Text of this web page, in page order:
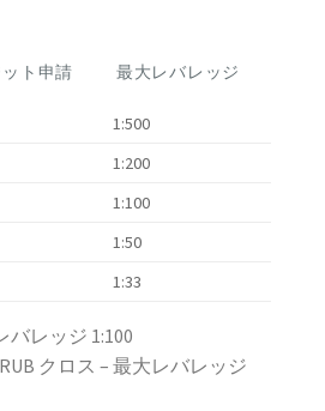
ト申請 最大レバレッジ
1:500
1:200
1:100
1:50
1:33
バレッジ 1:100
クロス – 最大レバレッジ